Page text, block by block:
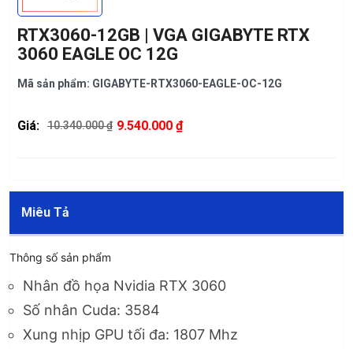
RTX3060-12GB | VGA GIGABYTE RTX
3060 EAGLE OC 12G
Mã sản phẩm: GIGABYTE-RTX3060-EAGLE-OC-12G
Giá: 10.340.000 ₫ 9.540.000 ₫
Miêu Tả
Thông số sản phẩm
Nhân đồ họa Nvidia RTX 3060
Số nhân Cuda: 3584
Xung nhịp GPU tối đa: 1807 Mhz